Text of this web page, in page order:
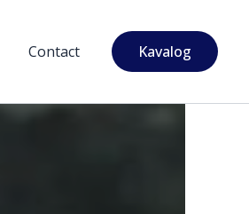
Contact Kavalog